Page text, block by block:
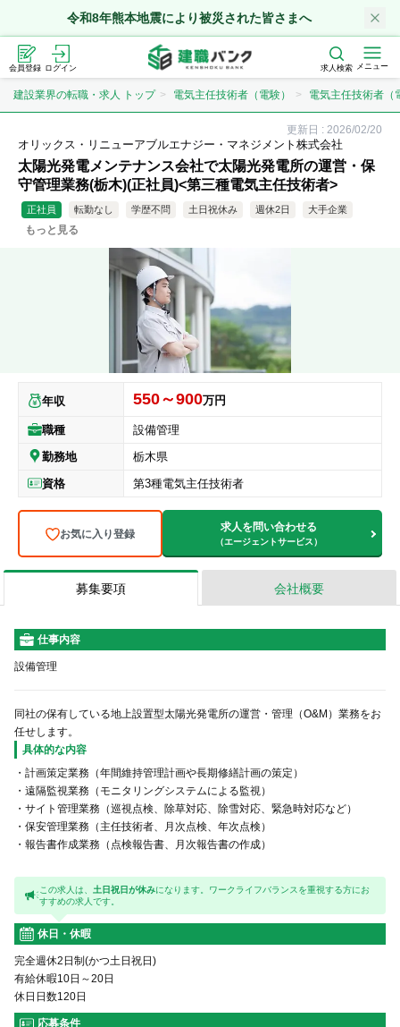
令和8年熊本地震により被災された皆さまへ
会員登録 ログイン 求人検索 メニュー
建設業界の転職・求人 トップ 電気主任技術者（電験） 電気主任技術者（
更新日 : 2026/02/20
オリックス・リニューアブルエナジー・マネジメント株式会社
太陽光発電メンテナンス会社で太陽光発電所の運営・保
守管理業務(栃木)(正社員)<第三種電気主任技術者>
正社員 転勤なし 学歴不問 土日祝休み 週休2日 大手企業
もっと見る
年収 550～900万円
職種
設備管理
勤務地
栃木県
資格
第3種電気主任技術者
お気に入り登録
求人を問い合わせる
（エージェントサービス）
募集要項 会社概要
仕事内容
設備管理
同社の保有している地上設置型太陽光発電所の運営・管理（O&M）業務をお
任せします。
具体的な内容
・計画策定業務（年間維持管理計画や長期修繕計画の策定）
・遠隔監視業務（モニタリングシステムによる監視）
・サイト管理業務（巡視点検、除草対応、除雪対応、緊急時対応など）
・保安管理業務（主任技術者、月次点検、年次点検）
・報告書作成業務（点検報告書、月次報告書の作成）
この求人は、 土日祝日が休みになります。ワークライフバランスを重視する方にお
すすめの求人です。
休日・休暇
完全週休2日制(かつ土日祝日)
有給休暇10日～20日
休日日数120日
応募条件